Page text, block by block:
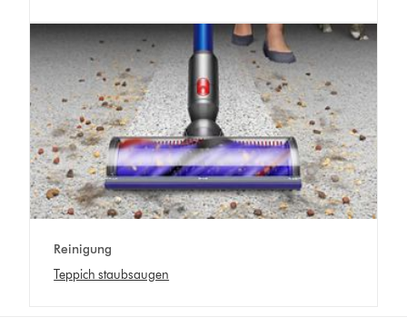
Reinigung
Teppich staubsaugen